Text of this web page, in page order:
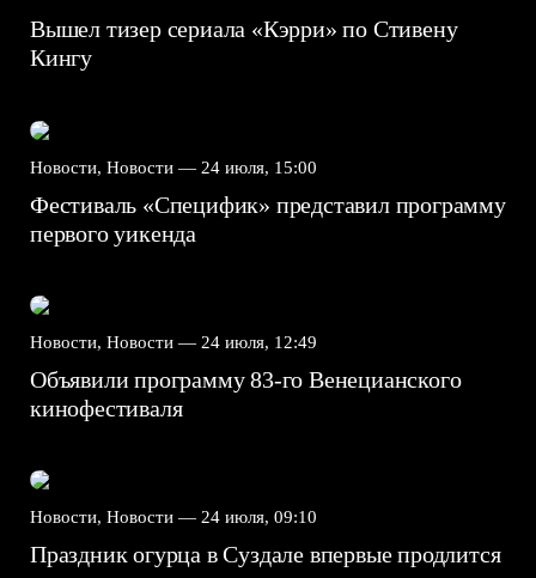
Вышел тизер сериала «Кэрри» по Стивену
Кингу
Новости, Новости — 24 июля, 15:00
Фестиваль «Специфик» представил программу
первого уикенда
Новости, Новости — 24 июля, 12:49
Объявили программу 83-го Венецианского
кинофестиваля
Новости, Новости — 24 июля, 09:10
Праздник огурца в Суздале впервые продлится